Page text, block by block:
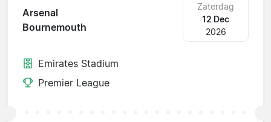
Arsenal
Bournemouth
Zaterdag
12 Dec
2026
Emirates Stadium
Premier League